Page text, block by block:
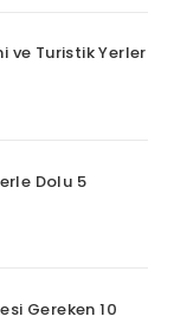
ve Turistik Yerler
Dolu 5
Gereken 10